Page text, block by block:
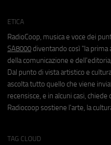
ETICA
RadioCoop, musica e voce dei
SA8000 diventando così "la
della comunicazione e
Dal punto di vista artistico e
ascolta tutto quello che viene
recensisce, e in alcuni casi,
Radiocoop sostiene l'arte, la
TAG CLOUD